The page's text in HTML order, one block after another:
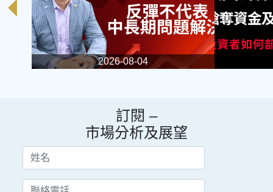
2026-08-04
訂閱 –
市場分析及展望